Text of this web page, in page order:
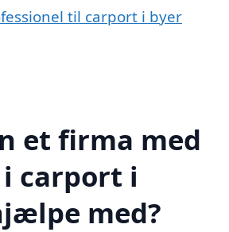
til carport i byer
et firma med
carport i
med?